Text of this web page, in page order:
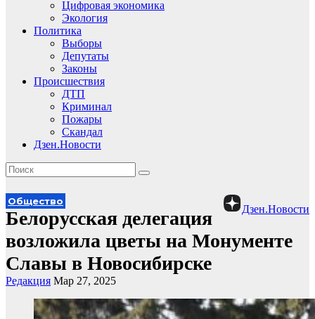
Цифровая экономика
Экология
Политика
Выборы
Депутаты
Законы
Происшествия
ДТП
Криминал
Пожары
Скандал
Дзен.Новости
Дзен.Новости
Общество
Белорусская делегация
возложила цветы на Монументе
Славы в Новосибирске
Редакция Мар 27, 2025